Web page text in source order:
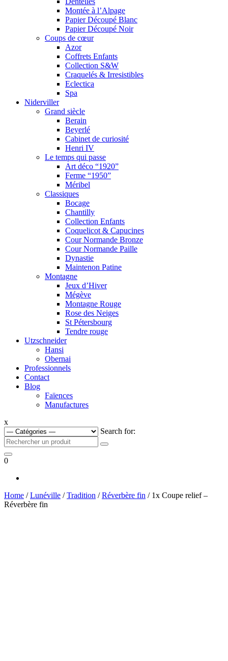
Montée à l’Alpage
Papier Découpé Blanc
Papier Découpé Noir
Coups de cœur
Azor
Coffrets Enfants
Collection S&W
Craquelés & Irresistibles
Eclectica
Spa
Niderviller
Grand siècle
Berain
Beyerlé
Cabinet de curiosité
Henri IV
Le temps qui passe
Art déco “1920”
Ferme “1950”
Méribel
Classiques
Bocage
Chantilly
Collection Enfants
Coquelicot & Capucines
Cour Normande Bronze
Cour Normande Paille
Dynastie
Maintenon Patine
Montagne
Jeux d’Hiver
Mégève
Montagne Rouge
Rose des Neiges
St Pétersbourg
Tendre rouge
Utzschneider
Hansi
Obernai
Professionnels
Contact
Blog
Faïences
Manufactures
x
Search for:
0
Home /Lunéville /Tradition /Réverbère fin / 1x Coupe relief –
Réverbère fin